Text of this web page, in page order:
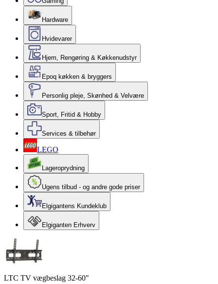
Hardware
Hvidevarer
Hjem, Rengøring & Køkkenudstyr
Epoq køkken & bryggers
Personlig pleje, Skønhed & Velvære
Sport, Fritid & Hobby
Services & tilbehør
LEGO
Lageroprydning
Ugens tilbud - og andre gode priser
Elgigantens Kundeklub
Elgiganten Erhverv
LTC TV vægbeslag 32-60"